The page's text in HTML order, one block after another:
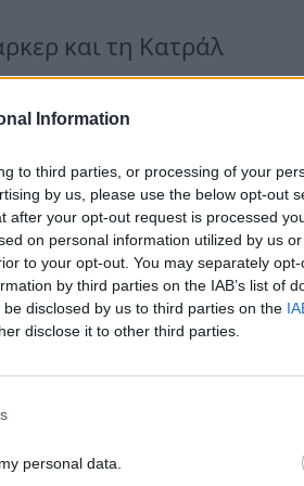
Information
to third parties, or processing of your
by us, please use the below opt-out
after your opt-out request is processed
on personal information utilized by us
to your opt-out. You may separately
by third parties on the IAB’s list of
disclosed by us to third parties on the
disclose it to other third parties.
personal data.
και τη Κατράλ
έχει παρθεί και
θα επιστρέψουν
από την
οθόνη και θα
πηγές που
όλα τα
ρόλο της
δεν θα την